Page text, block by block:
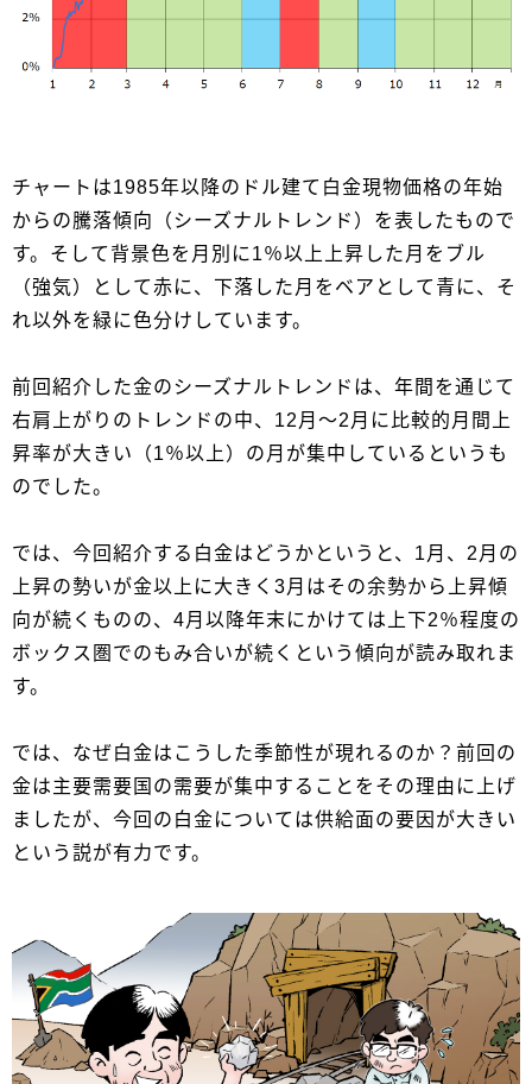
チャートは1985年以降のドル建て白金現物価格の年始
からの騰落傾向（シーズナルトレンド）を表したもので
す。そして背景色を月別に1％以上上昇した月をブル
（強気）として赤に、下落した月をベアとして青に、そ
れ以外を緑に色分けしています。
前回紹介した金のシーズナルトレンドは、年間を通じて
右肩上がりのトレンドの中、12月～2月に比較的月間上
昇率が大きい（1％以上）の月が集中しているというも
のでした。
では、今回紹介する白金はどうかというと、1月、2月の
上昇の勢いが金以上に大きく3月はその余勢から上昇傾
向が続くものの、4月以降年末にかけては上下2％程度の
ボックス圏でのもみ合いが続くという傾向が読み取れま
す。
では、なぜ白金はこうした季節性が現れるのか？前回の
金は主要需要国の需要が集中することをその理由に上げ
ましたが、今回の白金については供給面の要因が大きい
という説が有力です。